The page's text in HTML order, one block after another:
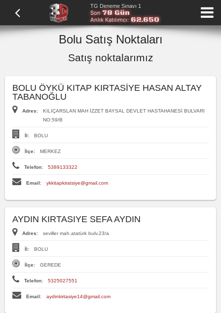
TG Deneme Sınavı 1
Son78 Gün
Anlık Katılımcı: 62.650
Bolu Satış Noktaları
Satış noktalarımız
BOLU ÖYKÜ KITAP KIRTASİYE HASAN ALTAY
TABANOĞLU
Adres:
KILIÇARSLAN MAH İZZET BAYSAL DEVLET HASTAHANESİ BULVARI
NO:59/B
İl: BOLU
İlçe: MERKEZ
Telefon: 5389133322
Email: ykkitapkiratsiye@gmail.com
AYDIN KIRTASIYE SEFA AYDIN
Adres: seviller mah.atatürk bulv.23/a
İl: BOLU
İlçe: GEREDE
Telefon: 5325027551
Email: aydinkirtasiye14@gmail.com